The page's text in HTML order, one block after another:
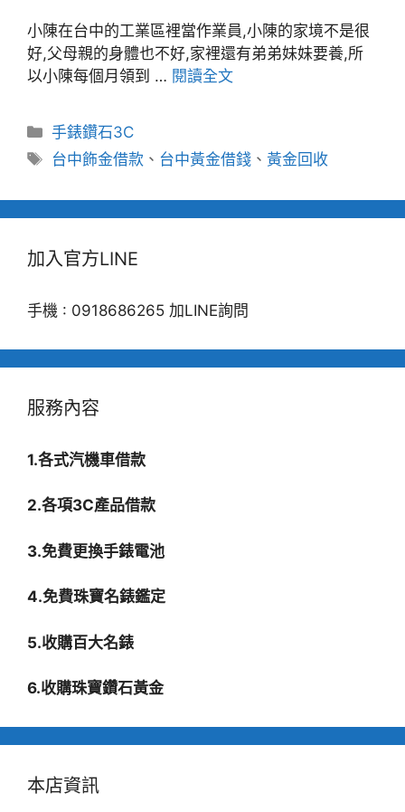
小陳在台中的工業區裡當作業員,小陳的家境不是很
好,父母親的身體也不好,家裡還有弟弟妹妹要養,所
以小陳每個月領到 … 閱讀全文
分
類
手錶鑽石3C
標
台中飾金借款 、 台中黃金借錢 、黃金回收
加入官方LINE
手機 : 0918686265 加LINE詢問
服務內容
1.各式汽機車借款
2.各項3C產品借款
3.免費更換手錶電池
4.免費珠寶名錶鑑定
5.收購百大名錶
6.收購珠寶鑽石黃金
本店資訊